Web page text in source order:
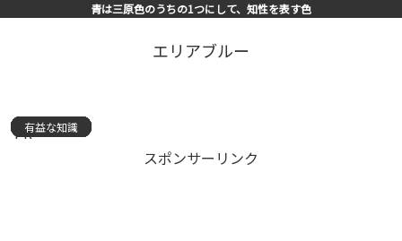
青は三原色のうちの1つにして、知性を表す色
エリアブルー
PR
スポンサーリンク
有益な知識
有益な知識
有益な知識
有益な知識
有益な知識
有益な知識
有益な知識
有益な知識
有益な知識
有益な知識
有益な知識
有益な知識
有益な知識
有益な知識
有益な知識